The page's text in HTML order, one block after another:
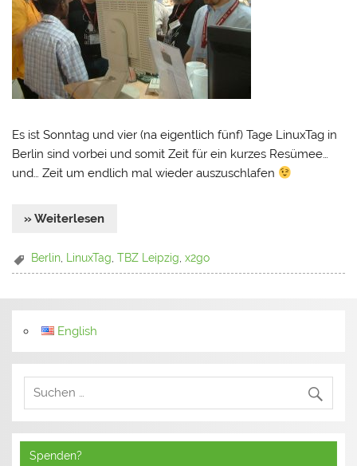
Es ist Sonntag und vier (na eigentlich fünf) Tage LinuxTag in
Berlin sind vorbei und somit Zeit für ein kurzes Resümee…
und… Zeit um endlich mal wieder auszuschlafen
» Weiterlesen
Berlin LinuxTag ,TBZ Leipzig ,x2go
English
Spenden?